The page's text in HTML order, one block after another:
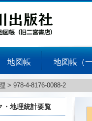
地図帳 地図帳（
> 978-4-8176-0088-2
・地理統計要覧